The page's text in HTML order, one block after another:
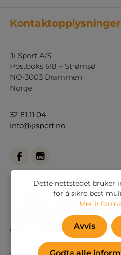
Kontaktopplysninger
Ji Sport A/S
Postboks 618 – Strømsø
NO-3003 Drammen
Norge
32 81 11 04
info@jisport.no
Dette nettstedet bruker
for å sikre best
Mer
Avvis
Godta alle